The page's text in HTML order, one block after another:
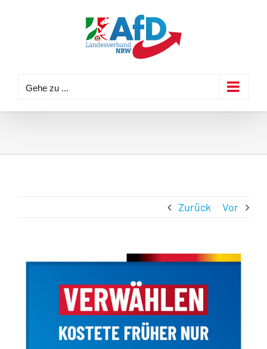
Gehe zu ...
Zurück Vor